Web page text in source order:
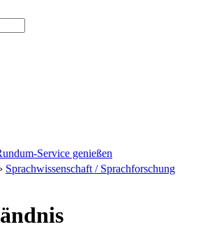
Service genießen
› Sprachwissenschaft / Sprachforschung